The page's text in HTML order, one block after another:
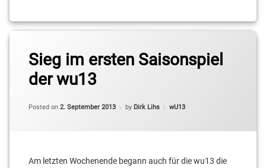
Sieg im ersten Saisonspiel
der wu13
Posted on 2. September 2013 by Dirk Lihs Categories:
wU13
Am letzten Wochenende begann auch für die wu13 die